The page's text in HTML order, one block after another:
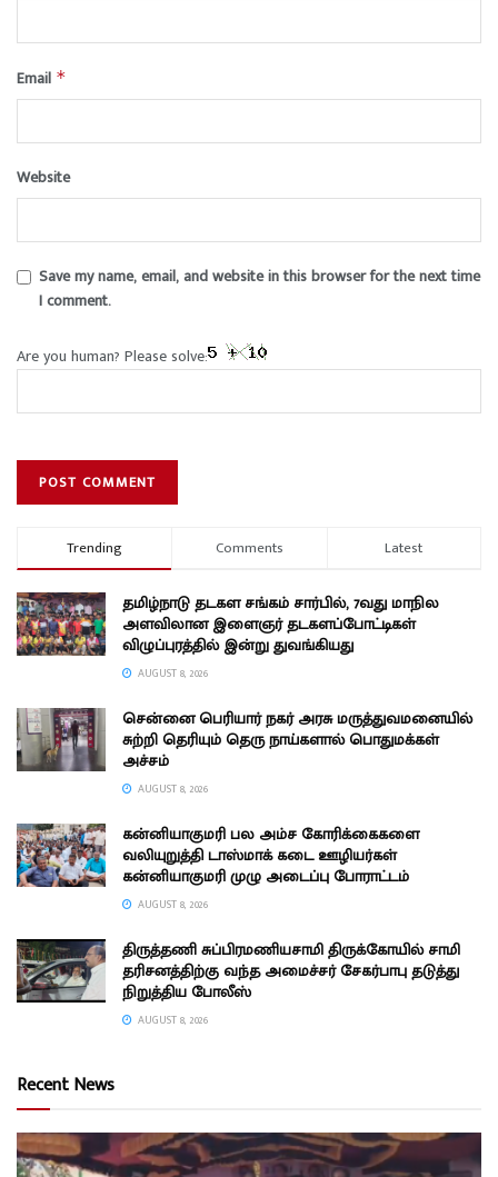
Email *
Website
Save my name, email, and website in this browser for the next time
I comment.
Are you human? Please solve:
Trending Comments Latest
தமிழ்நாடு தடகள சங்கம் சார்பில், 7வது மாநில
அளவிலான இளைஞர் தடகளப்போட்டிகள்
விழுப்புரத்தில் இன்று துவங்கியது
AUGUST 8, 2026
சென்னை பெரியார் நகர் அரசு மருத்துவமனையில்
சுற்றி தெரியும் தெரு நாய்களால் பொதுமக்கள்
அச்சம்
AUGUST 8, 2026
கன்னியாகுமரி பல அம்ச கோரிக்கைகளை
வலியுறுத்தி டாஸ்மாக் கடை ஊழியர்கள்
கன்னியாகுமரி முழு அடைப்பு போராட்டம்
AUGUST 8, 2026
திருத்தணி சுப்பிரமணியசாமி திருக்கோயில் சாமி
தரிசனத்திற்கு வந்த அமைச்சர் சேகர்பாபு தடுத்து
நிறுத்திய போலீஸ்
AUGUST 8, 2026
Recent News